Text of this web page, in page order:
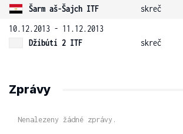
Šarm aš-Šajch ITF
skreč
10.12.2013 - 11.12.2013
Džíbútí 2 ITF
skreč
Zprávy
Nenalezeny žádné zprávy.